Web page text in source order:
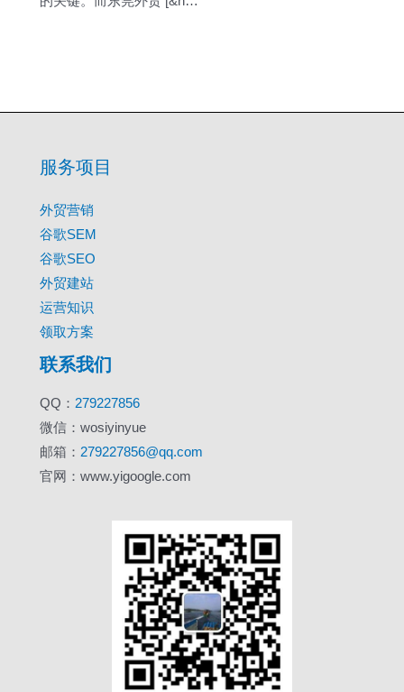
服务项目
外贸营销
谷歌SEM
谷歌SEO
外贸建站
运营知识
领取方案
联系我们
QQ： 279227856
微信：wosiyinyue
邮箱： 279227856@qq.com
官网：www.yigoogle.com